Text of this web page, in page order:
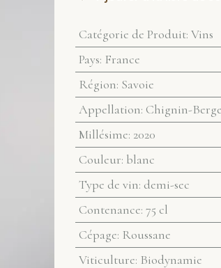
Catégorie de Produit: Vins
Pays: France
Région: Savoie
Appellation: Chignin-
Millésime: 2020
Couleur: blanc
Type de vin: demi-sec
Contenance: 75 cl
Cépage: Roussane
Viticulture: Biodynamie